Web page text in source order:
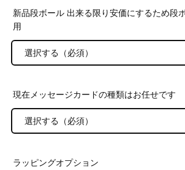
新品段ボール 出来る限り安価にするため段
用
現在メッセージカードの種類はお任せです
ラッピングオプション